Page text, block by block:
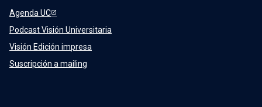
Agenda UC
Podcast Visión Universitaria
Visión Edición impresa
Suscripción a mailing